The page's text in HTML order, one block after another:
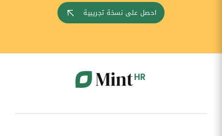
احصل على نسخة تجريبية